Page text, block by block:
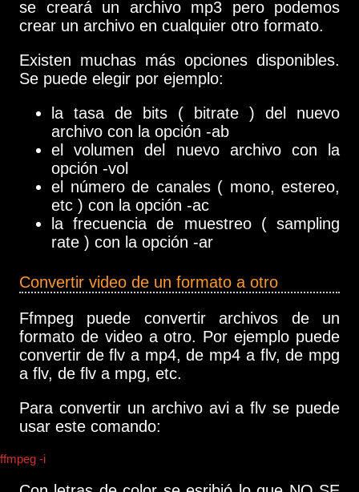
se creará un archivo mp3 pero podemos
crear un archivo en cualquier otro formato.
Existen muchas más opciones disponibles.
Se puede elegir por ejemplo:
la tasa de bits ( bitrate ) del nuevo
archivo con la opción -ab
el volumen del nuevo archivo con la
opción -vol
el número de canales ( mono, estereo,
etc ) con la opción -ac
la frecuencia de muestreo ( sampling
rate ) con la opción -ar
Convertir video de un formato a otro
Ffmpeg puede convertir archivos de un
formato de video a otro. Por ejemplo puede
convertir de flv a mp4, de mp4 a flv, de mpg
a flv, de flv a mpg, etc.
Para convertir un archivo avi a flv se puede
usar este comando:
ffmpeg -i